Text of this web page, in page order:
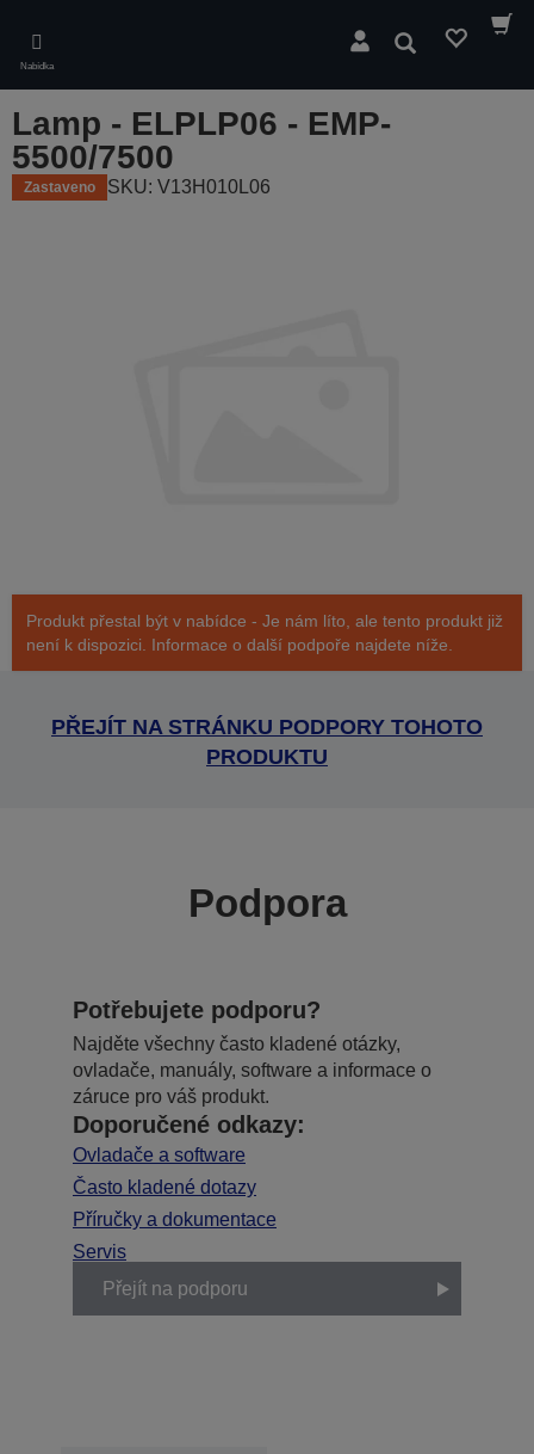
main
content
Nabídka
Hledat
Lamp - ELPLP06 - EMP-
5500/7500
Zastaveno SKU: V13H010L06
Produkt přestal být v nabídce - Je nám líto, ale tento produkt již
není k dispozici. Informace o další podpoře najdete níže.
PŘEJÍT NA STRÁNKU PODPORY TOHOTO
PRODUKTU
Podpora
Potřebujete podporu?
Najděte všechny často kladené otázky,
ovladače, manuály, software a informace o
záruce pro váš produkt.
Doporučené odkazy:
Ovladače a software
Často kladené dotazy
Příručky a dokumentace
Servis
Přejít na podporu